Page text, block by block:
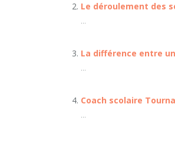
Le déroulement des
...
La différence entre
...
Coach scolaire
...